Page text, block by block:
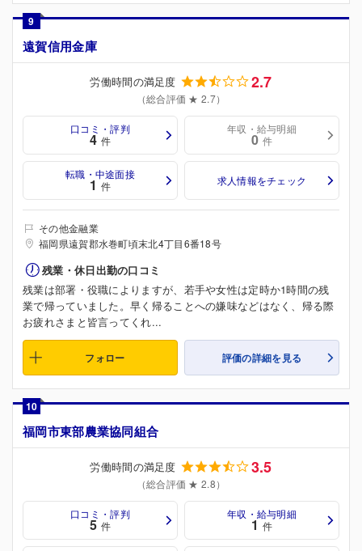
9
遠賀信用金庫
労働時間の満足度 2.7
（総合評価 ★ 2.7）
口コミ・評判
4 件
年収・給与明細
0 件
転職・中途面接
1 件 求人情報をチェック
その他金融業
福岡県遠賀郡水巻町頃末北4丁目6番18号
残業・休日出勤の口コミ
残業は部署・役職によりますが、若手や女性は定時か1時間の残
業で帰っていました。早く帰ることへの嫌味などはなく、帰る際
お疲れさまと皆言ってくれ...
フォロー 評価の詳細を見る
10
福岡市東部農業協同組合
労働時間の満足度 3.5
（総合評価 ★ 2.8）
口コミ・評判
5 件
年収・給与明細
1 件